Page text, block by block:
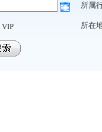
所属
VIP 所在